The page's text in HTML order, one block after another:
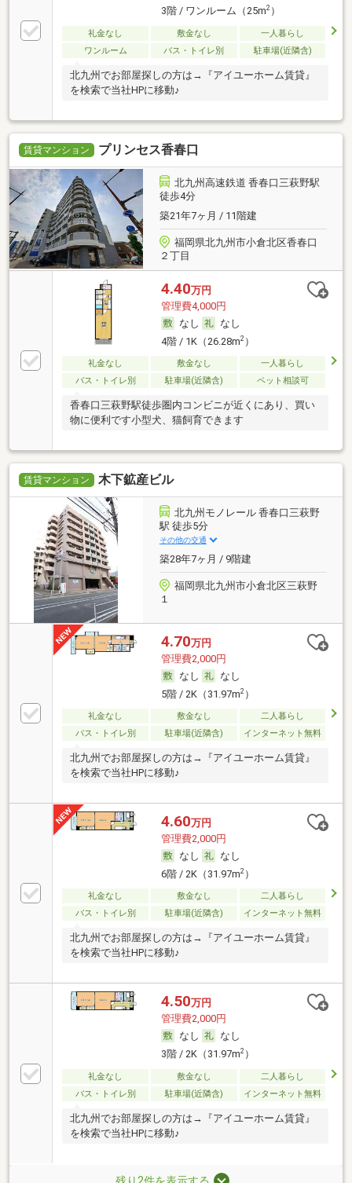
3階 / ワンルーム（25m2）
礼金なし 敷金なし
一人暮らし
ワンルーム
バス・トイレ別 駐車場(近隣含)
北九州でお部屋探しの方は→『アイユーホーム賃貸』
を検索で当社HPに移動♪
賃貸マンション プリンセス香春口
北九州高速鉄道 香春口三萩野駅
徒歩4分
築21年7ヶ月 / 11階建
福岡県北九州市小倉北区香春口
２丁目
4.40万円
管理費4,000円
なし
なし
4階 / 1K（26.28m2）
礼金なし 敷金なし
一人暮らし
バス・トイレ別
駐車場(近隣含) ペット相談可
香春口三萩野駅徒歩圏内コンビニが近くにあり、買い
物に便利です小型犬、猫飼育できます
賃貸マンション 木下鉱産ビル
北九州モノレール 香春口三萩野
駅 徒歩5分
その他の交通
築28年7ヶ月 / 9階建
福岡県北九州市小倉北区三萩野
１
4.70万円
管理費2,000円
なし
なし
5階 / 2K（31.97m2）
礼金なし 敷金なし
二人暮らし
バス・トイレ別
駐車場(近隣含) インターネット無料
北九州でお部屋探しの方は→『アイユーホーム賃貸』
を検索で当社HPに移動♪
4.60万円
管理費2,000円
なし
なし
6階 / 2K（31.97m2）
礼金なし 敷金なし
二人暮らし
バス・トイレ別
駐車場(近隣含) インターネット無料
北九州でお部屋探しの方は→『アイユーホーム賃貸』
を検索で当社HPに移動♪
4.50万円
管理費2,000円
なし
なし
3階 / 2K（31.97m2）
礼金なし 敷金なし
二人暮らし
バス・トイレ別
駐車場(近隣含) インターネット無料
北九州でお部屋探しの方は→『アイユーホーム賃貸』
を検索で当社HPに移動♪